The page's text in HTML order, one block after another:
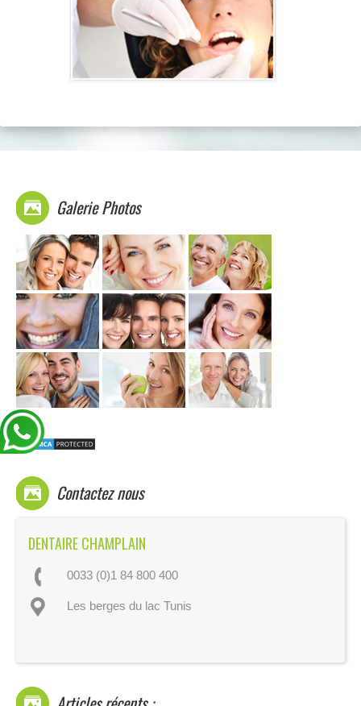
Chirurgiens
Galerie Photos
Contactez nous
DENTAIRE CHAMPLAIN
0033 (0)1 84 800 400
Les berges du lac Tunis